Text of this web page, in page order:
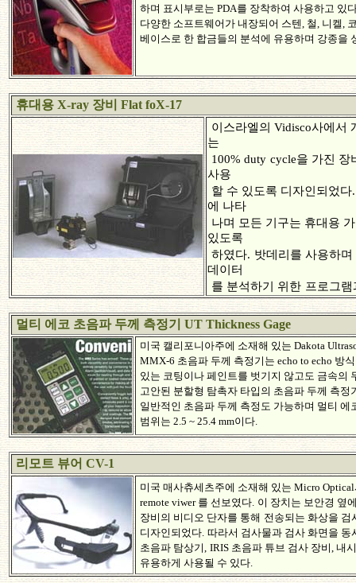
하며 표시부로는 PDA를 장착하여 사용하고 있
다양한 소프트웨어가 내장되어 스텐, 철, 니켈,
베이스로 한 합금들의 분석에 유용하며 강종을
휴대용 X-ray 장비 Flat foX-17
이스라엘의 Vidisco사에서
는
100% duty cycle을 가진 장
사용
할 수 있도록 디자인되었다.
에 나타
나며 모든 기구는 휴대용
있도록
하였다. 밧데리를 사용하
데이터
를 분석하기 위한 프로그
멀티 에코 초음파 두께 측정기 UT Thickness Gage
미국 캘리포니아주에 소재해 있는 Dakota
MMX-6 초음파 두께 측정기는 echo to echo 방
있는 코팅이나 페인트를 벗기지 않고도 금속의
고안된 분할형 탐촉자 타입의 초음파 두께 측정
일반적인 초음파 두께 측정도 가능하며 멀티 에
범위는 2.5 ~ 25.4 mm이다.
리모트 뷰어 CV-1
미국 매사츄세츠주에 소재해 있는 Micro
remote viwer 를 선보였다. 이 장치는 보안경 옆
장비의 비디오 단자를 통해 전송되는 화상을
디자인되었다. 따라서 검사물과 검사 화면을 동
초음파 탐상기, IRIS 초음파 튜브 검사 장비, 내
유용하게 사용될 수 있다.